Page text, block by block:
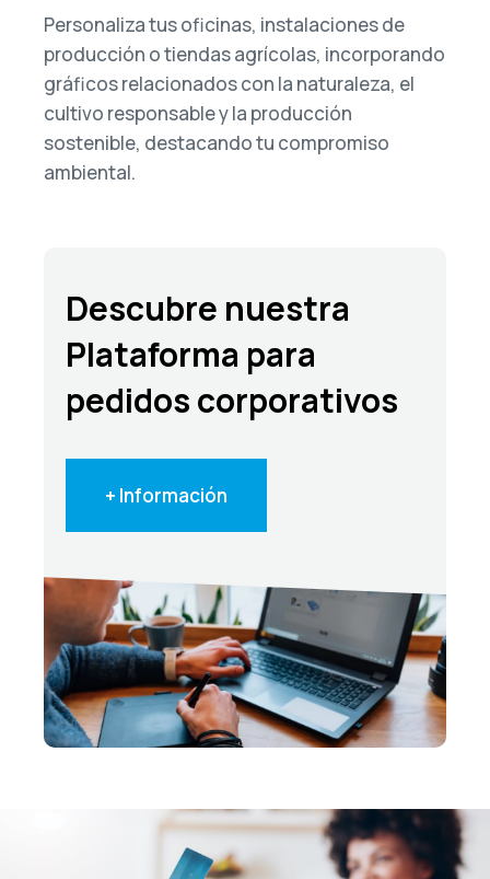
Personaliza tus oficinas, instalaciones de
producción o tiendas agrícolas, incorporando
gráficos relacionados con la naturaleza, el
cultivo responsable y la producción
sostenible, destacando tu compromiso
ambiental.
Descubre nuestra
Plataforma para
pedidos corporativos
+ Información